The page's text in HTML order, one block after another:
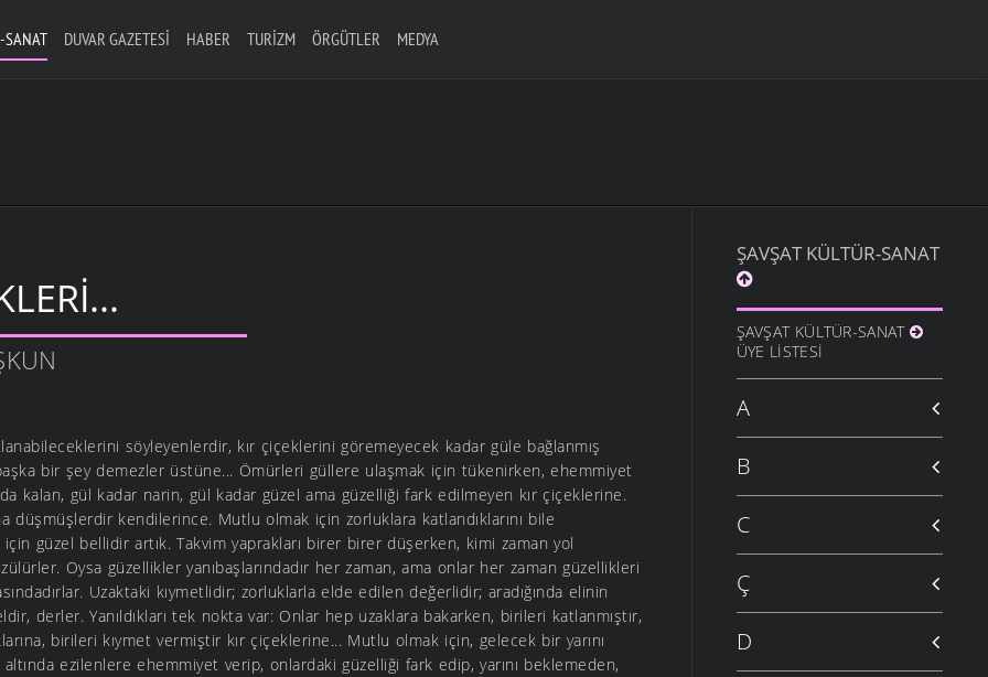
SANAT DUVAR GAZETESI HABER TURIZM ÖRGÜTLER MEDYA
söyleyenlerdir, kır çiçeklerini göremeyecek kadar güle bağlanmış
bir şey demezler üstüne... Ömürleri güllere ulaşmak için tükenirken, ehemmiyet
kalan, gül kadar narin, gül kadar güzel ama güzelliği fark edilmeyen kır çiçeklerine.
düşmüşlerdir kendilerince. Mutlu olmak için zorluklara katlandıklarını bile
güzel bellidir artık. Takvim yaprakları birer birer düşerken, kimi zaman yol
Oysa güzellikler yanıbaşlarındadır her zaman, ama onlar her zaman güzellikleri
Uzaktaki kıymetlidir; zorluklarla elde edilen değerlidir; aradığında elinin
derler. Yanıldıkları tek nokta var: Onlar hep uzaklara bakarken, birileri katlanmıştır,
birileri kıymet vermiştir kır çiçeklerine... Mutlu olmak için, gelecek bir yarını
ezilenlere ehemmiyet verip, onlardaki güzelliği fark edip, yarını beklemeden,
ŞAVŞAT KÜLTÜR-SANAT
ŞAVŞAT KÜLTÜR-SANAT
ÜYE LISTESI
A
B
C
Ç
D